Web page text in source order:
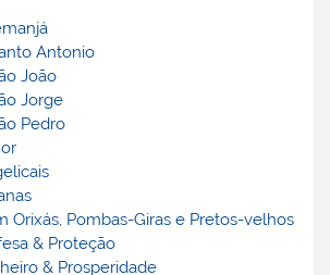
Antonio
João
Jorge
Pedro
Orixás, Pombas-Giras e Pretos-velhos
& Proteção
& Prosperidade